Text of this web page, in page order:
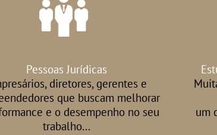
um
Pessoas Jurídicas
diretores, gerentes e
que buscam melhorar
e o desempenho no seu
trabalho...